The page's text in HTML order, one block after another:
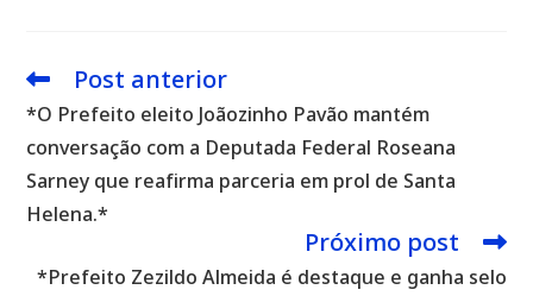
Leia
artigos
Post anterior
*O Prefeito eleito Joãozinho Pavão mantém
conversação com a Deputada Federal Roseana
Sarney que reafirma parceria em prol de Santa
Helena.*
Próximo post
*Prefeito Zezildo Almeida é destaque e ganha selo